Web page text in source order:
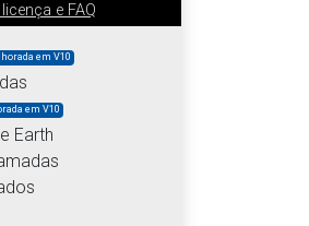
e FAQ
em V10
em V10
Earth